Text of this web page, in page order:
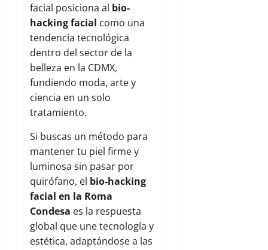
facial posiciona al bio-
hacking facial como una
tendencia tecnológica
dentro del sector de la
belleza en la CDMX,
fundiendo moda, arte y
ciencia en un solo
tratamiento.
Si buscas un método para
mantener tu piel firme y
luminosa sin pasar por
quirófano, el bio-hacking
facial en la Roma
Condesa es la respuesta
global que une tecnología y
estética, adaptándose a las